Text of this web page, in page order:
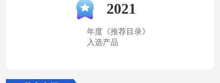
2021
年度《推荐目录》
入选产品